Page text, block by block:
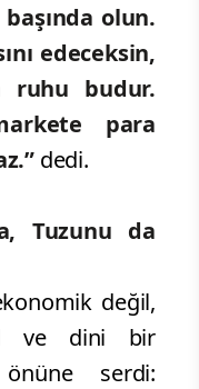
olun.
edeceksin,
ruhu budur.
para
dedi.
Tuzunu da
değil,
ve dini bir
serdi: